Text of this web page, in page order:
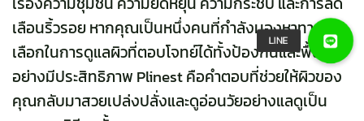
เลือนริ้วรอย หากคุณเป็นหนึ่งคนที่กำลังมองหาทาง
เลือกในการดูแลผิวที่ตอบโจทย์ได้ทั้งป้องกันและฟื้นฟู
อย่างมีประสิทธิภาพ Plinest คือคำตอบที่ช่วยให้ผิวของ
คุณกลับมาสวยเปล่งปลั่งและดูอ่อนวัยอย่างแลดูเป็น